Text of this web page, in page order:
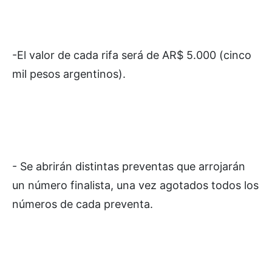
-El valor de cada rifa será de AR$ 5.000 (cinco
mil pesos argentinos).
- Se abrirán distintas preventas que arrojarán
un número finalista, una vez agotados todos los
números de cada preventa.